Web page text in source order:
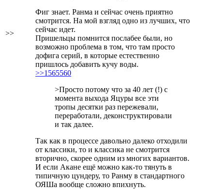
>>
Фиг знает. Ранма и сейчас очень приятно
смотрится. На мой взгляд одно из лучших, что
сейчас идет.
Пришельцы помнится послабее были, но
возможно проблема в том, что там просто
дофига серий, в которые естественно
пришлось добавить кучу воды.
>>1565560
>Просто потому что за 40 лет (!) с
момента выхода Яцуры все эти
тропы десятки раз пережевали,
переработали, деконструктировали
и так далее.
Так как в процессе давольно далеко отходили
от классики, то и классика не смотрится
вторично, скорее одним из многих вариантов.
И если Акане ещё можно как-то тянуть в
типичную цундеру, то Ранму в стандартного
ОЯШа вообще сложно впихнуть.